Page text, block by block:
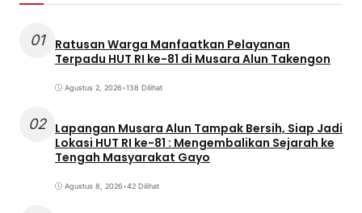
01
Ratusan Warga Manfaatkan Pelayanan
Terpadu HUT RI ke-81 di Musara Alun Takengon
Agustus 2, 2026•138 Dilihat
02 Lapangan Musara Alun Tampak Bersih, Siap Jadi
Lokasi HUT RI ke-81 : Mengembalikan Sejarah ke
Tengah Masyarakat Gayo
Agustus 8, 2026•42 Dilihat